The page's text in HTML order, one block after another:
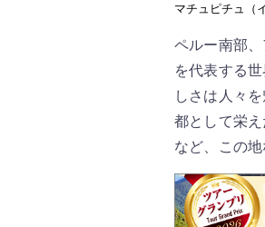
マチュピチュ（
ペルー南部
を代表する
しさは人々
都として栄
など、この